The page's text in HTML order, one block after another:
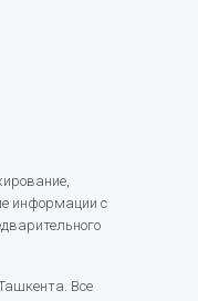
информации с
Все